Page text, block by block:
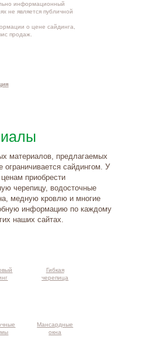
информационный
не является публичной
оцене сайдинга
продаж
материалов, предлагаемых
ограничивается сайдингом. У
приобрести
черепицу, водосточные
медную кровлю и многие
информацию по каждому
наших сайтах.
Гибкая
черепица
Мансардные
окна